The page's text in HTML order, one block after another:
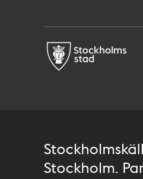
Stockholm.